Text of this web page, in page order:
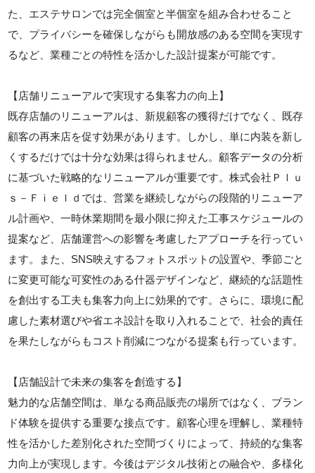
た、エステサロンでは完全個室と半個室を組み合わせること
で、プライバシーを確保しながらも開放感のある空間を実現す
るなど、業種ごとの特性を活かした設計提案が可能です。
【店舗リニューアルで実現する集客力の向上】
既存店舗のリニューアルは、新規顧客の獲得だけでなく、既存
顧客の再来店を促す効果があります。しかし、単に内装を新し
くするだけでは十分な効果は得られません。顧客データの分析
に基づいた戦略的なリニューアルが重要です。株式会社Ｐｌｕ
ｓ－Ｆｉｅｌｄでは、営業を継続しながらの段階的リニューア
ル計画や、一時休業期間を最小限に抑えた工事スケジュールの
提案など、店舗運営への影響を考慮したアプローチを行ってい
ます。また、SNS映えするフォトスポットの設置や、季節ごと
に変更可能な可変性のある什器デザインなど、継続的な話題性
を創出する工夫も集客力向上に効果的です。さらに、環境に配
慮した素材選びや省エネ設計を取り入れることで、社会的責任
を果たしながらもコスト削減につながる提案も行っています。
【店舗設計で未来の集客を創造する】
魅力的な店舗空間は、単なる商品販売の場所ではなく、ブラン
ド体験を提供する重要な接点です。顧客心理を理解し、業種特
性を活かした差別化された空間づくりによって、持続的な集客
力向上が実現します。今後はデジタル技術との融合や、多様化